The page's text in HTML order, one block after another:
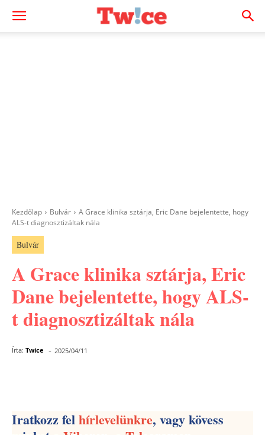
Kezdőlap Bulvár
A Grace klinika sztárja, Eric Dane bejelentette, hogy
ALS-t diagnosztizáltak nála
Bulvár
A Grace klinika sztárja, Eric
Dane bejelentette, hogy ALS-
t diagnosztizáltak nála
Írta: Twice - 2025/04/11
Iratkozz felhírlevelünkre, vagy kövess